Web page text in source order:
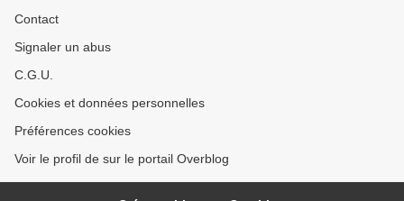
Contact
Signaler un abus
C.G.U.
Cookies et données personnelles
Préférences cookies
Voir le profil de sur le portail Overblog